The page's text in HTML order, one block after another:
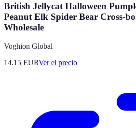
British Jellycat Halloween
Peanut Elk Spider Bear Cross-
Wholesale
Voghion Global
14.15 EURVer el precio